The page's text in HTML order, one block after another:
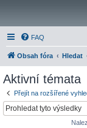
FAQ
Obsah fóra Hledat
Aktivní témata
Přejít na rozšířené